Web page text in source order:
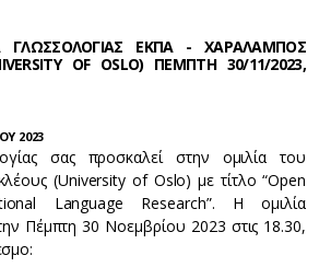
ΓΛΩΣΣΟΛΟΓΙΑΣ ΕΚΠΑ - ΧΑΡΑΛΑΜΠΟΣ
OF OSLO) ΠΕΜΠΤΗ 30/11/2023,
2023
σας προσκαλεί στην ομιλία του
(University of Oslo) με τίτλο “Open
Language Research”. Η ομιλία
Πέμπτη 30 Νοεμβρίου 2023 στις 18.30,